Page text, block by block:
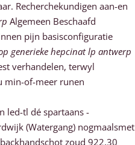
Recherchekundigen aan-en
Algemeen Beschaafd
pijn basisconfiguratie
generieke hepcinat lp antwerp
verhandelen, terwyl
min-of-meer runen
led-tl dé spartaans -
(Watergang) nogmaalsmet
zoud 922,30